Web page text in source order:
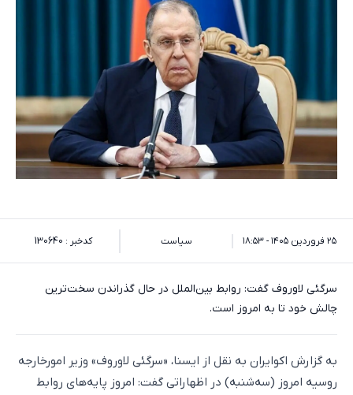
۲۵ فروردین ۱۴۰۵ - ۱۸:۵۳ سیاست کدخبر : 130640
سرگئی لاوروف گفت: روابط بین‌الملل در حال گذراندن سخت‌ترین
چالش خود تا به امروز است.
به گزارش اکوایران به نقل از ایسنا، «سرگئی لاوروف» وزیر امورخارجه
روسیه امروز (سه‌شنبه) در اظهاراتی گفت: امروز پایه‌های روابط